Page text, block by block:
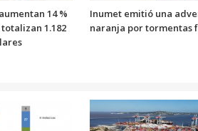
14 %
1.182
Inumet emitió una
naranja por tormentas